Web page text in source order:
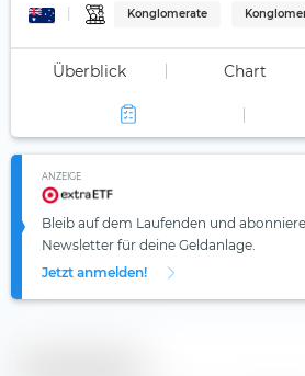
Konglomerate
Überblick Chart
ANZEIGE
Bleib auf dem Laufenden und
Newsletter für deine Geldanlage.
Jetzt anmelden!